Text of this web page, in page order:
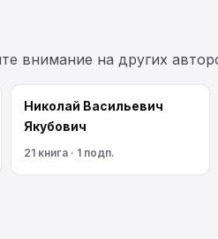
внимание на других
Николай Васильевич
Якубович
21 книга · 1 подп.